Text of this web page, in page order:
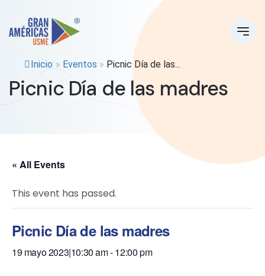
Inicio » Eventos » Picnic Día de las...
Picnic Día de las madres
« All Events
This event has passed.
Picnic Día de las madres
19 mayo 2023|10:30 am-12:00 pm